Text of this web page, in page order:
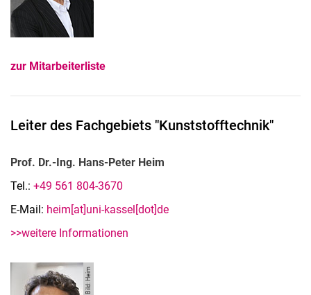
zur Mitarbeiterliste
Leiter des Fachgebiets "Kunststofftechnik"
Prof. Dr.-Ing. Hans-Peter Heim
Tel.: +49 561 804-3670
E-Mail: heim[at]uni-kassel[dot]de
>>weitere Informationen
Bild: Heim